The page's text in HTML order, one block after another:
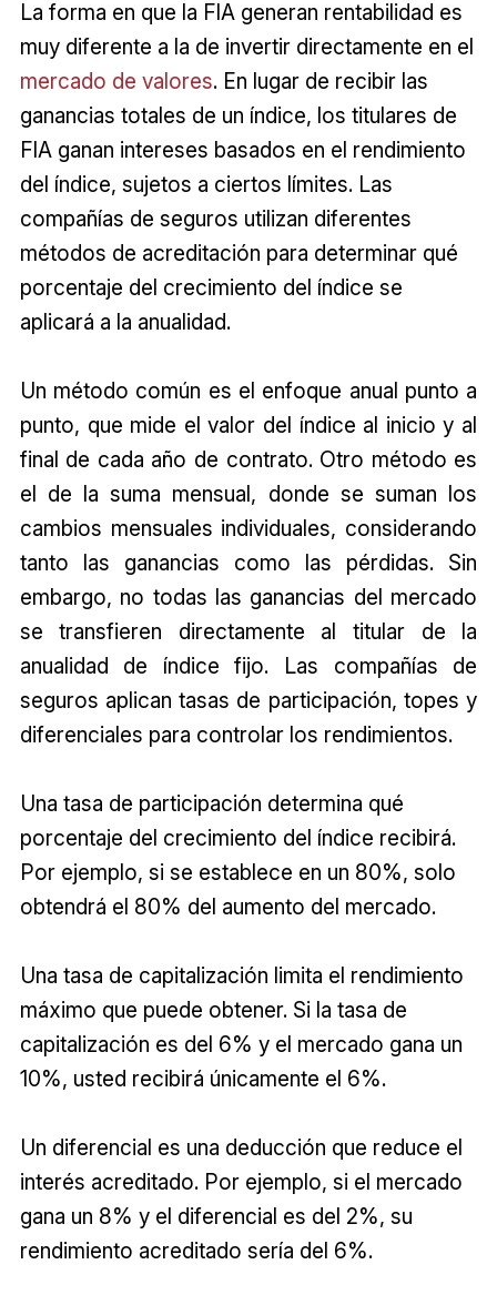
La forma en que la FIA generan rentabilidad es
muy diferente a la de invertir directamente en el
mercado de valores. En lugar de recibir las
ganancias totales de un índice, los titulares de
FIA ganan intereses basados en el rendimiento
del índice, sujetos a ciertos límites. Las
compañías de seguros utilizan diferentes
métodos de acreditación para determinar qué
porcentaje del crecimiento del índice se
aplicará a la anualidad.
Un método común es el enfoque anual punto a
punto, que mide el valor del índice al inicio y al
final de cada año de contrato. Otro método es
el de la suma mensual, donde se suman los
cambios mensuales individuales, considerando
tanto las ganancias como las pérdidas. Sin
embargo, no todas las ganancias del mercado
se transfieren directamente al titular de la
anualidad de índice fijo. Las compañías de
seguros aplican tasas de participación, topes y
diferenciales para controlar los rendimientos.
Una tasa de participación determina qué
porcentaje del crecimiento del índice recibirá.
Por ejemplo, si se establece en un 80%, solo
obtendrá el 80% del aumento del mercado.
Una tasa de capitalización limita el rendimiento
máximo que puede obtener. Si la tasa de
capitalización es del 6% y el mercado gana un
10%, usted recibirá únicamente el 6%.
Un diferencial es una deducción que reduce el
interés acreditado. Por ejemplo, si el mercado
gana un 8% y el diferencial es del 2%, su
rendimiento acreditado sería del 6%.